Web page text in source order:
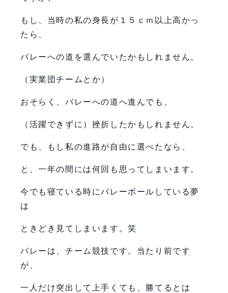
もし、当時の私の身長が１５ｃｍ以上高かっ
たら、
バレーへの道を選んでいたかもしれません。
（実業団チームとか）
おそらく、バレーへの道へ進んでも、
（活躍できずに）挫折したかもしれません。
でも、もし私の進路が自由に選べたなら、
と、一年の間には何回も思ってしまいます。
今でも寝ている時にバレーボールしている夢
は
ときどき見てしまいます。笑
バレーは、チーム競技です。当たり前です
が、
一人だけ突出して上手くても、勝てるとは